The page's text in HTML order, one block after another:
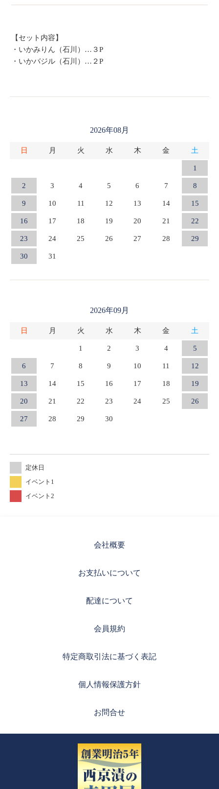
【セット内容】
・いかみりん（石川）…３P
・いかバジル（石川）…２P
2026年08月
日 月 火 水 木 金 土
1
2 3 4 5 6 7 8
9 10 11 12 13 14 15
16 17 18 19 20 21 22
23 24 25 26 27 28 29
30 31
2026年09月
日 月 火 水 木 金 土
1 2 3 4 5
6 7 8 9 10 11 12
13 14 15 16 17 18 19
20 21 22 23 24 25 26
27 28 29 30
定休日
イベント1
イベント2
会社概要
お支払いについて
配達について
会員規約
特定商取引法に基づく表記
個人情報保護方針
お問合せ